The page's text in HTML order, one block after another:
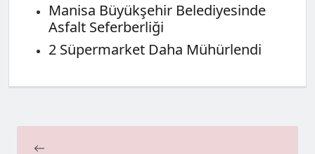
Manisa Büyükşehir Belediyesinde
Asfalt Seferberliği
2 Süpermarket Daha Mühürlendi